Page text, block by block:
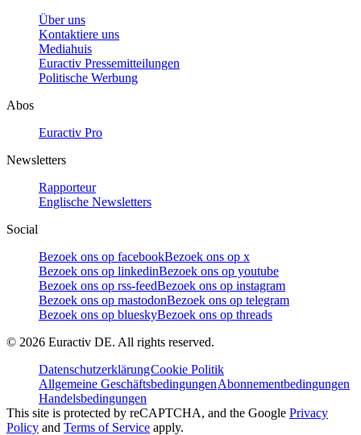
Über uns
Kontaktiere uns
Mediahuis
Euractiv Pressemitteilungen
Politische Werbung
Abos
Euractiv Pro
Newsletters
Rapporteur
Englische Newsletters
Social
Bezoek ons op facebookBezoek ons op x
Bezoek ons op linkedinBezoek ons op youtube
Bezoek ons op rss-feedBezoek ons op instagram
Bezoek ons op mastodonBezoek ons op telegram
Bezoek ons op blueskyBezoek ons op threads
© 2026 Euractiv DE. All rights reserved.
DatenschutzerklärungCookie Politik
Allgemeine GeschäftsbedingungenAbonnementbedingungen
Handelsbedingungen
This site is protected by reCAPTCHA, and the Google Privacy
Policy and Terms of Service apply.